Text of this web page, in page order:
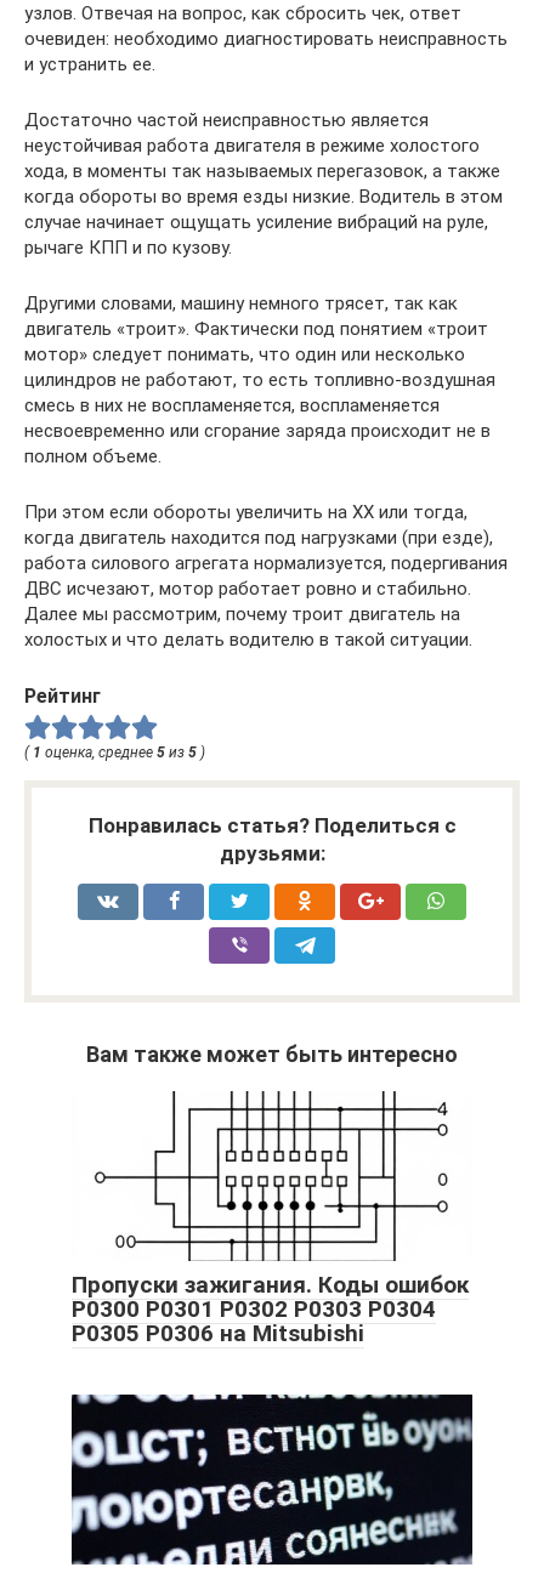
узлов. Отвечая на вопрос, как сбросить чек, ответ
очевиден: необходимо диагностировать неисправность
и устранить ее.
Достаточно частой неисправностью является
неустойчивая работа двигателя в режиме холостого
хода, в моменты так называемых перегазовок, а также
когда обороты во время езды низкие. Водитель в этом
случае начинает ощущать усиление вибраций на руле,
рычаге КПП и по кузову.
Другими словами, машину немного трясет, так как
двигатель «троит». Фактически под понятием «троит
мотор» следует понимать, что один или несколько
цилиндров не работают, то есть топливно-воздушная
смесь в них не воспламеняется, воспламеняется
несвоевременно или сгорание заряда происходит не в
полном объеме.
При этом если обороты увеличить на ХХ или тогда,
когда двигатель находится под нагрузками (при езде),
работа силового агрегата нормализуется, подергивания
ДВС исчезают, мотор работает ровно и стабильно.
Далее мы рассмотрим, почему троит двигатель на
холостых и что делать водителю в такой ситуации.
Рейтинг
( 1 оценка, среднее 5 из 5 )
Понравилась статья? Поделиться с
друзьями:
Вам также может быть интересно
Пропуски зажигания. Коды ошибок
P0300 P0301 P0302 P0303 P0304
P0305 P0306 на Mitsubishi